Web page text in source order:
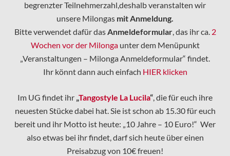
begrenzter Teilnehmerzahl,deshalb veranstalten wir
unsere Milongas mit Anmeldung.
Bitte verwendet dafür das Anmeldeformular, das ihr ca. 2
Wochen vor der Milongaunter dem Menüpunkt
„Veranstaltungen – Milonga Anmeldeformular“ findet.
Ihr könnt dann auch einfach HIER klicken
Im UG findet ihr „Tangostyle La Lucila“ , die für euch ihre
neuesten Stücke dabei hat. Sie ist schon ab 15.30 für euch
bereit und ihr Motto ist heute: „10 Jahre – 10 Euro!“ Wer
also etwas bei ihr findet, darf sich heute über einen
Preisabzug von 10€ freuen!